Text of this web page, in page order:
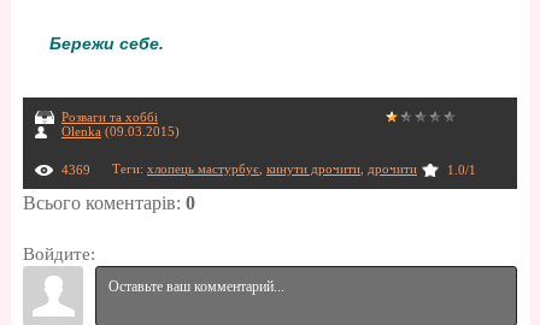
Бережи себе.
Розваги та хоббі
Olenka (09.03.2015)
4369 Теги: хлопець мастурбує, кинути дрочити, дрочити 1.0/1
Всього коментарів: 0
Войдите: